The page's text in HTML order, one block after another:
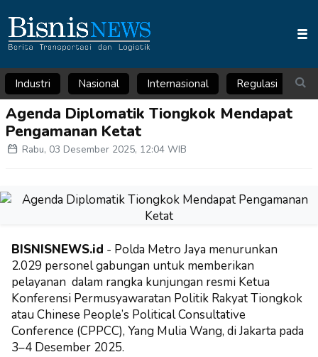
Industri Nasional Internasional Regulasi
Agenda Diplomatik Tiongkok Mendapat
Pengamanan Ketat
Rabu, 03 Desember 2025, 12:04 WIB
BISNISNEWS.id - Polda Metro Jaya menurunkan
2.029 personel gabungan untuk memberikan
pelayanan dalam rangka kunjungan resmi Ketua
Konferensi Permusyawaratan Politik Rakyat Tiongkok
atau Chinese People’s Political Consultative
Conference (CPPCC), Yang Mulia Wang, di Jakarta pada
3–4 Desember 2025.